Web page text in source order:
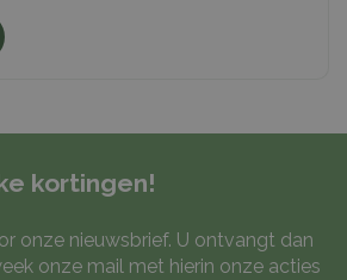
kortingen!
onze nieuwsbrief. U ontvangt dan
onze mail met hierin onze acties